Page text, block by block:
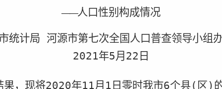
——人口性别构成情况
统计局 河源市第七次全国人口普查领导小组
2021年5月 22 日
果，现将2020年11月 1 日零时我市6个县( 区)